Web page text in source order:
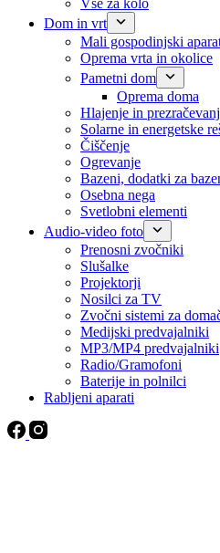
Vse za kolo
Dom in vrt
Mali gospodinjski
Oprema vrta in okolice
Pametni dom
Oprema doma
Hlajenje in
Solarne in energetske
Čiščenje
Ogrevanje
Bazeni, dodatki za
Osebna nega
Svetlobni elementi
Audio-video foto
Prenosni zvočniki
Slušalke
Projektorji
Nosilci za TV
Zvočni sistemi za
Medijski predvajalniki
MP3/MP4 predvajalniki
Radio/Gramofoni
Baterije in polnilci
Rabljeni aparati